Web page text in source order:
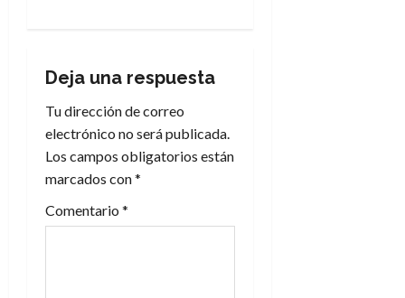
n
d
e
Deja una respuesta
Tu dirección de correo
electrónico no será publicada.
Los campos obligatorios están
marcados con*
Comentario *